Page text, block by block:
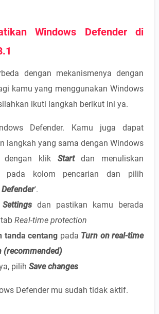
Windows Defender di
dengan mekanismenya dengan
kamu yang menggunakan Windows
ikuti langkah berikut ini ya.
Defender. Kamu juga dapat
langkah yang sama dengan Windows
dengan klik Startdan menuliskan
pada kolom pencarian dan pilih
'.
Settings dan pastikan kamu berada
Real-time protection
tanda centang pada Turn on real-time
(recommended)
pilih Save changes
Defender mu sudah tidak aktif.